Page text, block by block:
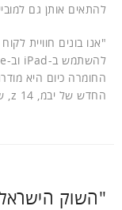
להתאים אותן גם
"אנו בונים חוויית
החומרה כיום היא
החדש של יבמ, z 14, שהוא מהיר יותר וקטן יותר".
"השוק